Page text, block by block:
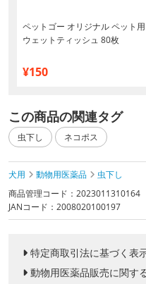
ペットゴー オリジナル ペット用
ウェットティッシュ 80枚
¥150
この商品の関連タグ
虫下し ネコポス
犬用 動物用医薬品
虫下し
商品管理コード：2023011310164
JANコード：2008020100197
特定商取引法に基づく表
動物用医薬品販売に関す